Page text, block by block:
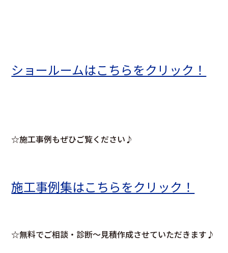
ショールームはこちらをクリック！
☆施工事例もぜひご覧ください♪
施工事例集はこちらをクリック！
☆無料でご相談・診断～見積作成させていただきます♪